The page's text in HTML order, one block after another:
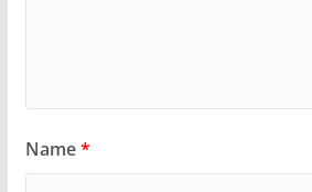
Name*